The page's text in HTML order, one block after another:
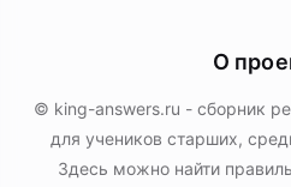
О
© king-answers.ru - сборник
для учеников старших,
Здесь можно найти